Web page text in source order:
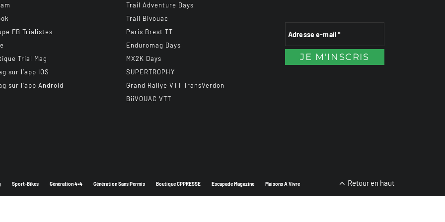
FB Trialistes
Trial Mag
sur l’app IOS
sur l’app Android
Trail Adventure Days
Trail Bivouac
Paris Brest TT
Enduromag Days
MX2K Days
SUPERTROPHY
Grand Rallye VTT TransVerdon
BiiVOUAC VTT
Sport-Bikes Génération 4×4 Génération Sans Permis Boutique CPPRESSE Escapade Magazine Maisons A Vivre Retour en haut